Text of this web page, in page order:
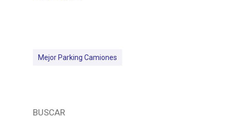
Mejor Parking Camiones
BUSCAR